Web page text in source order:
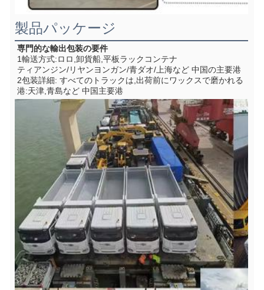
製品パッケージ
専門的な輸出包装の要件
1輸送方式:ロロ,卸貨船,平板ラックコンテナ
ティアンジン/リヤンヨンガン/青ダオ/上海など 中国の主要港
2包装詳細: すべてのトラックは,出荷前にワックスで磨かれる
港:天津,青島など 中国主要港